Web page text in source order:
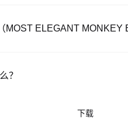
币。
MOST ELEGANT MONKEY
）即时购买稳定币（USDT）；
制直接从其他用户处购买
美元的大宗交易，提供定制报价
？
下载